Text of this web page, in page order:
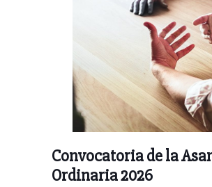
Convocatoria de la
Ordinaria 2026